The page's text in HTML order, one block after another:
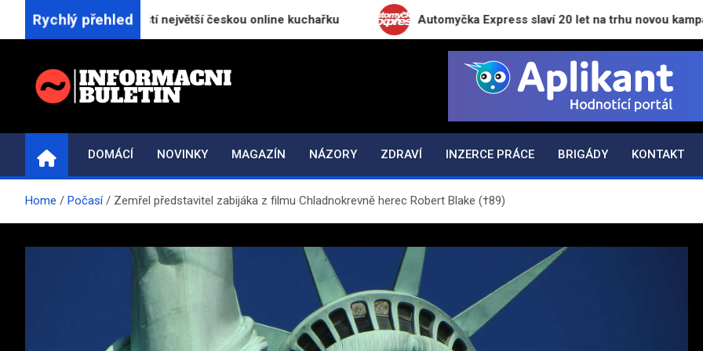
Rychlý přehled
spouští největší českou online kuchařku Automyčka Express slaví 20 let na trhu novou kampaní
INFORMAČNÍ-BULETIN.CZ
DOMÁCÍ NOVINKY MAGAZÍN NÁZORY ZDRAVÍ INZERCE PRÁCE BRIGÁDY KONTAKT
Home Počasí Zemřel představitel zabijáka z filmu Chladnokrevně herec Robert Blake (†89)